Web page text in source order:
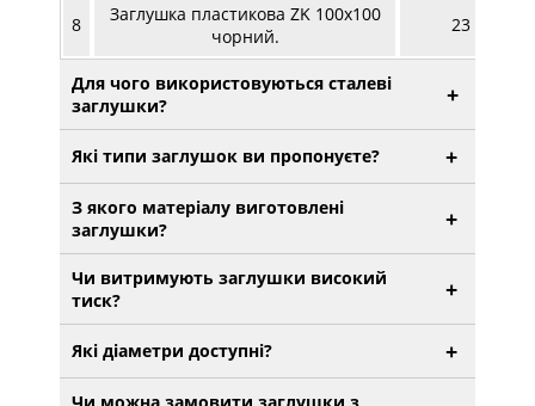
8
Заглушка пластикова ZK 100х100
чорний.
23 мм
Для чого використовуються сталеві
заглушки?
+
Які типи заглушок ви пропонуєте? +
З якого матеріалу виготовлені
заглушки?
+
Чи витримують заглушки високий
тиск?
+
Які діаметри доступні? +
Чи можна замовити заглушки з